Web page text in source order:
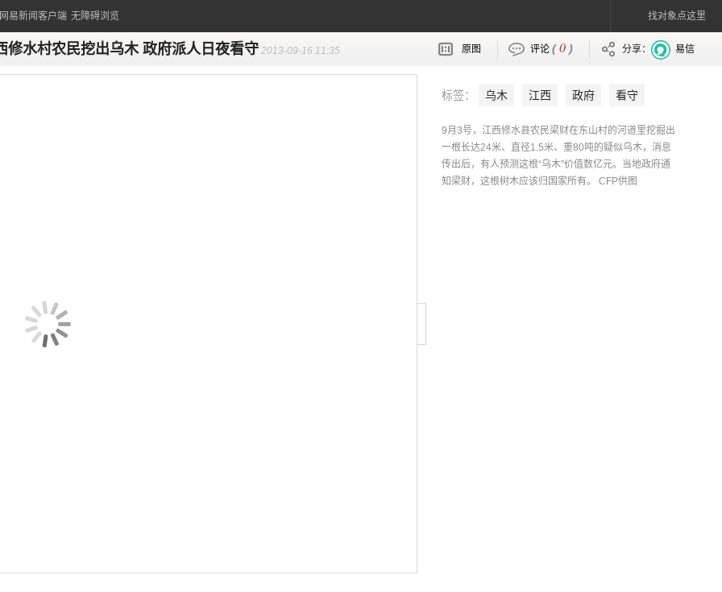
易新闻客户端 无障碍浏览 找对象点这里
修水村农民挖出乌木 政府派人日夜看守 2013-09-16 11:35 原图 评论 (0 ) 分享： 易信
标签： 乌木 江西 政府 看守
9月3号，江西修水县农民梁财在东山村的河道里挖掘出
一根长达24米、直径1.5米、重80吨的疑似乌木，消息
传出后，有人预测这根“乌木”价值数亿元。当地政府通
知梁财，这根树木应该归国家所有。 CFP供图